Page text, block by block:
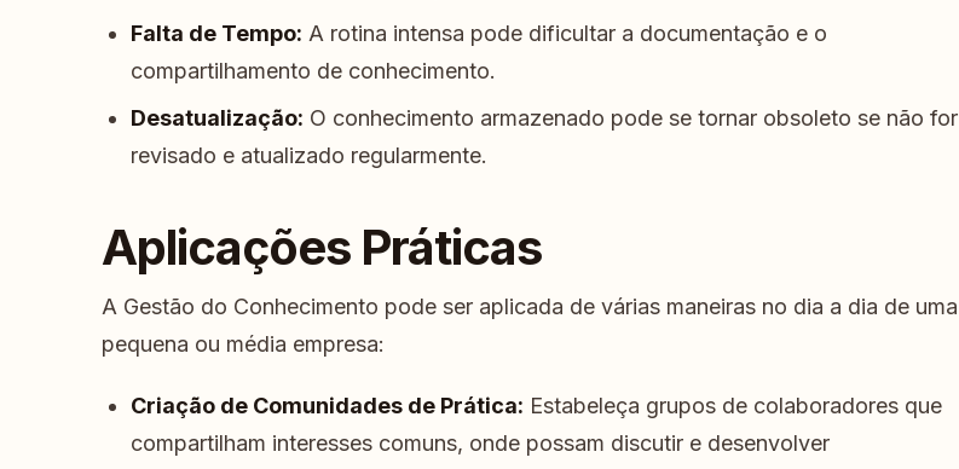
Falta de Tempo: A rotina intensa pode dificultar a documentação e o
compartilhamento de conhecimento.
Desatualização: O conhecimento armazenado pode se tornar obsoleto se não for
revisado e atualizado regularmente.
Aplicações Práticas
A Gestão do Conhecimento pode ser aplicada de várias maneiras no dia a dia de uma
pequena ou média empresa:
Criação de Comunidades de Prática: Estabeleça grupos de colaboradores que
compartilham interesses comuns, onde possam discutir e desenvolver